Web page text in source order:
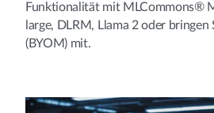
Funktionalität mit MLCommons®
large, DLRM, Llama 2 oder bringen
(BYOM) mit.